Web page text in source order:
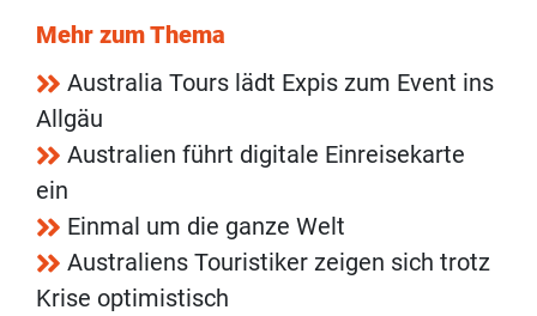
Mehr zum Thema
Australia Tours lädt Expis zum Event ins
Allgäu
Australien führt digitale Einreisekarte
ein
Einmal um die ganze Welt
Australiens Touristiker zeigen sich trotz
Krise optimistisch